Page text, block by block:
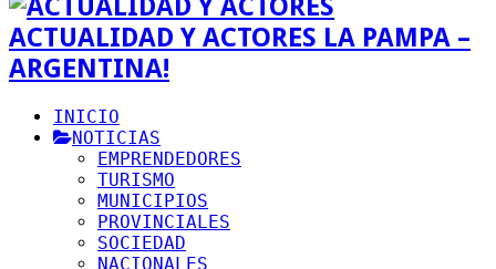
ACTUALIDAD Y ACTORES LA PAMPA –
ARGENTINA!
INICIO
NOTICIAS
EMPRENDEDORES
TURISMO
MUNICIPIOS
PROVINCIALES
SOCIEDAD
NACIONALES